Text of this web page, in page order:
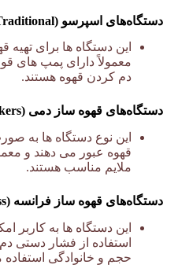
دستگاه‌های اسپرسو (Traditional)
این دستگاه ها برای
معمولاً دارای پمپ های
دم کردن قهوه هستند.
دستگاه‌های قهوه ساز دمی (Drip Coffee Makers)
این نوع دستگاه ها به
قهوه عبور می دهند و
ملایم مناسب هستند.
دستگاه‌های قهوه ساز فرانسه (French Press)
این دستگاه ها به کاربر
استفاده از فشار دستی
حجم و خانوادگی